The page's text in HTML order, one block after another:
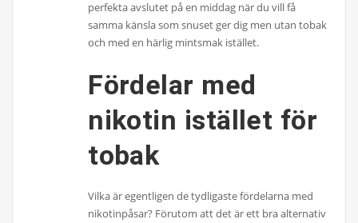
perfekta avslutet på en middag när du vill få
samma känsla som snuset ger dig men utan tobak
och med en härlig mintsmak istället.
Fördelar med
nikotin istället för
tobak
Vilka är egentligen de tydligaste fördelarna med
nikotinpåsar? Förutom att det är ett bra alternativ